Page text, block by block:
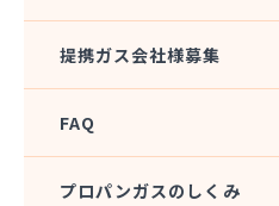
松本ガス商事株式会社
松本シェル石油株式会社
松本シェル石油株式会社
松本プロパンガス株式会社
松本事業株式会社
提携ガス会社様募集
FAQ
プロパンガスのしくみ